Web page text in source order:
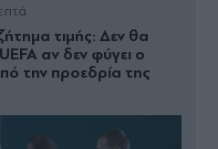
τιμής: Δεν θα
αν δεν φύγει ο
την προεδρία της